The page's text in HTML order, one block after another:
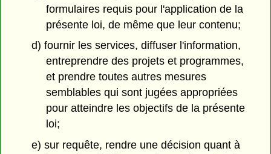
formulaires requis pour l'application de la
présente loi, de même que leur contenu;
d) fournir les services, diffuser l'information,
entreprendre des projets et programmes,
et prendre toutes autres mesures
semblables qui sont jugées appropriées
pour atteindre les objectifs de la présente
loi;
e) sur requête, rendre une décision quant à